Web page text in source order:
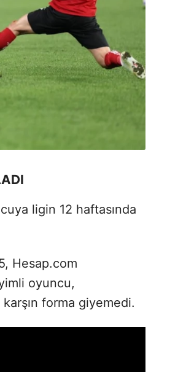
ligin 12 haftasında
Hesap.com
oyuncu,
forma giyemedi.